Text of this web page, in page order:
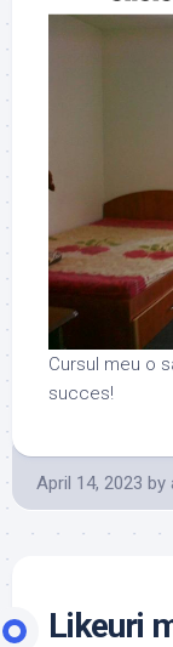
Cursul meu o
succes!
April 14, 2023 by
Likeuri